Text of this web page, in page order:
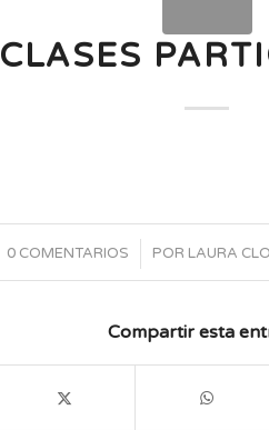
CLASES
0 COMENTARIOS
/ POR LAURA
Compartir esta